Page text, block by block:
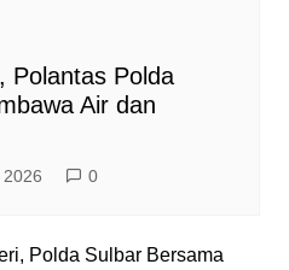
Polantas Polda
Air dan
0